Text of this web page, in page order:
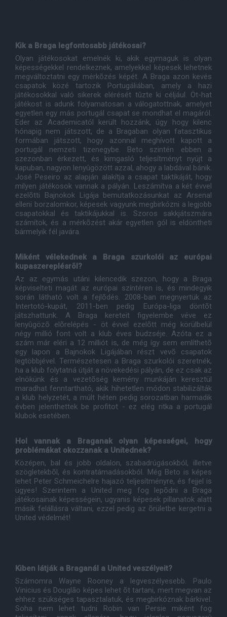
Kik a Braga legfontosabb játékosai?
Olyan játékosokat emelnék ki, akik egymaguk is olyan
képességekkel rendelkeznek, amelyekkel képesek lehetnek
megváltoztatni egy mérkõzés képét. A Braga azon kevés
csapatok közé tartozik Portugáliában, amely a hazi
játékosokkal való sikerek elérését tûzte ki céljául. Öt-hat
játékost is adunk folyamatosan a válogatottnak, amelyet
egyetlen egy más portugál csapat se mondhat el magáról.
Eder az Academicatól került hozzánk, úgy hogy kilenc
hónapig nem játszott, de a Bragaban olyan fatasztikus
formában játszott, hogy azonnal meghívott kapott a
portugál nemzeti tizenegybe. Beto szintén ebben a
szezonban érkezett, és kimgasló teljesítményt nyújt a
kapuban, nagyon lenyûgözött azzal, ahogy a labdával bánik.
José Peseiro az alapján alakítja a csapat taktikáját, hogy
milyen játékosok vannak a pályán. Leszámítva a két évvel
ezelõtti Bajnokok Ligája bemutatkozásunkat az Arsenal
elleni borzalomkor, képesek vagyunk megbirkózni a legjobb
csapatokkal és taktikájukkal is. Szoros sakkjátszmára
számítok, és a mérkõzést akár egyetlen gól is eldöntheti
bármelyik fél javára.
Miként vélekednek a Braga szurkolói az európai
kupaszereplésrõl?
Az az egymás utáni kilencedik szezon, hogy a Braga
képviselteti magát az európai színtéren is, és mindegyik
során látható volt a fejlõdés. 2008-ban megnyertük az
Intertotó-kupát, 2011-ben pedig Európa-liga döntõt
játszhattunk. A Braga kereteit figyelembe véve ez
lenyûgözõ elõrelépés - öt évvel ezelõtt még körülbelül
négy millió font volt a klub éves büdzséje. Azóta ez a
szám már eléri a 12 milliót is, de még így sem említhetõ
egy lapon a Bajnokok Ligájában részt vevõ csapatok
legtöbbjével. Természetesen a Braga szurkolói szeretnék,
ha a klub folytatná útját a növekedési pályán, de ez csak az
elnökünk és a vezetõség kemény munkáján keresztül
maradhat fenntartható, akik hihetetlen módon stabilizálták
a klub helyzetét, a múlt héten pedig sorozatban harmadik
évben jelenthettek be profitot - ez elég ritka a portugál
klubok esetében.
Hol vannak a Braganak olyan képességei, hogy
problémákat okozzanak a Unitednek?
Középen, bal és jobb oldalon, szabadrúgásokból, illetve
szögletekbõl, és kontratámadásokból. Még Beto is képes
lehet Peter Schmeichelre hajazó teljesítményre, és fejjel is
ügyes! Szerintem a United meg fog lepõdni a Braga
játékosainak képességein, ugyanis képesek pillanatok alatt
másik felállásra váltani, ezzel pedig az õrületbe kergetni a
United védelmét!
Kiben látják a Braganál a United veszélyeit?
Számomra Wayne Rooney a legveszélyesebb. Paulo
Vinicius és Douglão képes lehet õt tartani, mert megvan az
ehhez szükséges tapasztalatuk, és megbirkóznak bárkivel.
Soha nem lehet tudni Robin van Persie miként fog